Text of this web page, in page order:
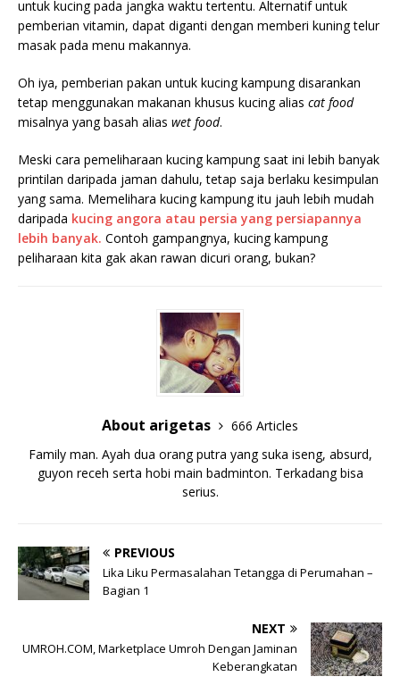
untuk kucing pada jangka waktu tertentu. Alternatif untuk
pemberian vitamin, dapat diganti dengan memberi kuning telur
masak pada menu makannya.
Oh iya, pemberian pakan untuk kucing kampung disarankan
tetap menggunakan makanan khusus kucing alias cat food
misalnya yang basah alias wet food.
Meski cara pemeliharaan kucing kampung saat ini lebih banyak
printilan daripada jaman dahulu, tetap saja berlaku kesimpulan
yang sama. Memelihara kucing kampung itu jauh lebih mudah
daripada kucing angora atau persia yang persiapannya
lebih banyak. Contoh gampangnya, kucing kampung
peliharaan kita gak akan rawan dicuri orang, bukan?
About arigetas
666 Articles
Family man. Ayah dua orang putra yang suka iseng, absurd,
guyon receh serta hobi main badminton. Terkadang bisa
serius.
PREVIOUS
Lika Liku Permasalahan Tetangga di Perumahan –
Bagian 1
NEXT
UMROH.COM, Marketplace Umroh Dengan Jaminan
Keberangkatan